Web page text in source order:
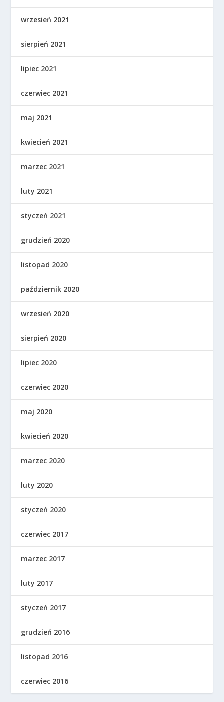
wrzesień 2021
sierpień 2021
lipiec 2021
czerwiec 2021
maj 2021
kwiecień 2021
marzec 2021
luty 2021
styczeń 2021
grudzień 2020
listopad 2020
październik 2020
wrzesień 2020
sierpień 2020
lipiec 2020
czerwiec 2020
maj 2020
kwiecień 2020
marzec 2020
luty 2020
styczeń 2020
czerwiec 2017
marzec 2017
luty 2017
styczeń 2017
grudzień 2016
listopad 2016
czerwiec 2016